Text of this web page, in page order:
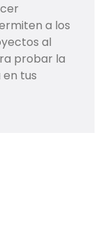
a los
al
probar la
tus